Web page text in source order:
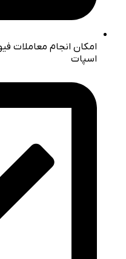
امکان انجام معاملات
اسپات